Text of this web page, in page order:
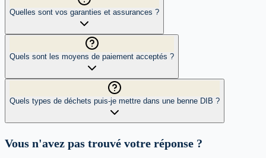
Quelles sont vos garanties et assurances ?
Quels sont les moyens de paiement acceptés ?
Quels types de déchets puis-je mettre dans une benne DIB ?
Vous n'avez pas trouvé votre réponse ?